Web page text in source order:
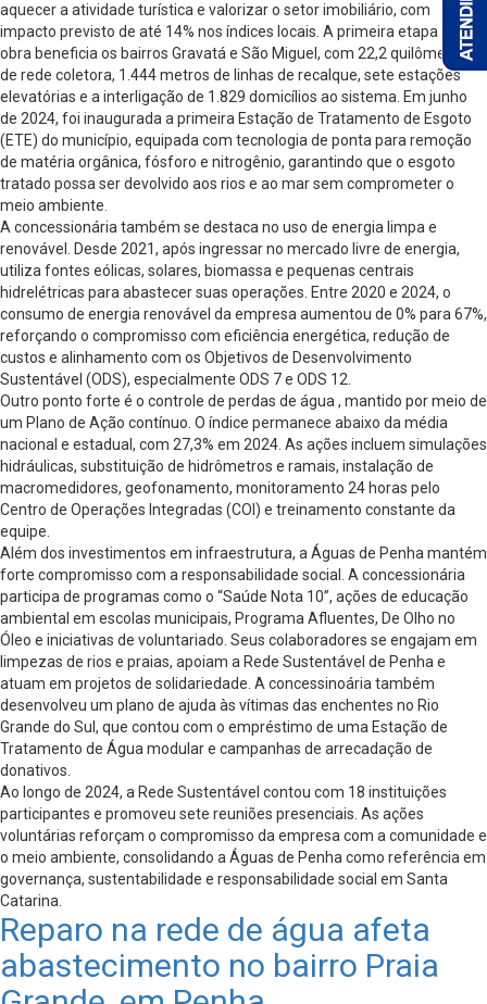
aquecer a atividade turística e valorizar o setor imobiliário, com
impacto previsto de até 14% nos índices locais. A primeira etapa da
obra beneficia os bairros Gravatá e São Miguel, com 22,2 quilômetros
de rede coletora, 1.444 metros de linhas de recalque, sete estações
elevatórias e a interligação de 1.829 domicílios ao sistema. Em junho
de 2024, foi inaugurada a primeira Estação de Tratamento de Esgoto
(ETE) do município, equipada com tecnologia de ponta para remoção
de matéria orgânica, fósforo e nitrogênio, garantindo que o esgoto
tratado possa ser devolvido aos rios e ao mar sem comprometer o
meio ambiente.
A concessionária também se destaca no uso de energia limpa e
renovável. Desde 2021, após ingressar no mercado livre de energia,
utiliza fontes eólicas, solares, biomassa e pequenas centrais
hidrelétricas para abastecer suas operações. Entre 2020 e 2024, o
consumo de energia renovável da empresa aumentou de 0% para 67%,
reforçando o compromisso com eficiência energética, redução de
custos e alinhamento com os Objetivos de Desenvolvimento
Sustentável (ODS), especialmente ODS 7 e ODS 12.
Outro ponto forte é o controle de perdas de água , mantido por meio de
um Plano de Ação contínuo. O índice permanece abaixo da média
nacional e estadual, com 27,3% em 2024. As ações incluem simulações
hidráulicas, substituição de hidrômetros e ramais, instalação de
macromedidores, geofonamento, monitoramento 24 horas pelo
Centro de Operações Integradas (COI) e treinamento constante da
equipe.
Além dos investimentos em infraestrutura, a Águas de Penha mantém
forte compromisso com a responsabilidade social. A concessionária
participa de programas como o “Saúde Nota 10”, ações de educação
ambiental em escolas municipais, Programa Afluentes, De Olho no
Óleo e iniciativas de voluntariado. Seus colaboradores se engajam em
limpezas de rios e praias, apoiam a Rede Sustentável de Penha e
atuam em projetos de solidariedade. A concessinoária também
desenvolveu um plano de ajuda às vítimas das enchentes no Rio
Grande do Sul, que contou com o empréstimo de uma Estação de
Tratamento de Água modular e campanhas de arrecadação de
donativos.
Ao longo de 2024, a Rede Sustentável contou com 18 instituições
participantes e promoveu sete reuniões presenciais. As ações
voluntárias reforçam o compromisso da empresa com a comunidade e
o meio ambiente, consolidando a Águas de Penha como referência em
governança, sustentabilidade e responsabilidade social em Santa
Catarina.
Reparo na rede de água afeta
abastecimento no bairro Praia